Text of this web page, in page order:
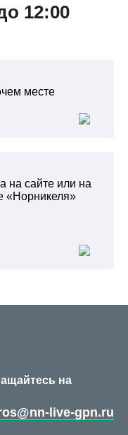
12:00
месте
на сайте или на
«Норникеля»
на
live-gpn.ru